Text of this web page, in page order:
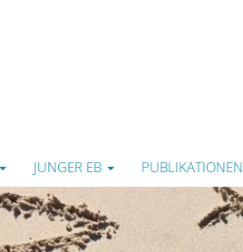
JUNGER EB PUBLIKATIONEN